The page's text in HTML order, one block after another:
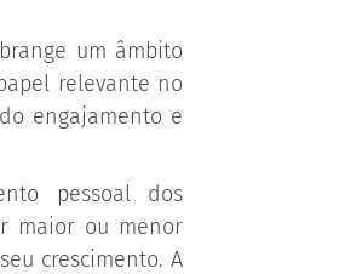
um âmbito
relevante no
engajamento e
pessoal dos
maior ou menor
crescimento. A